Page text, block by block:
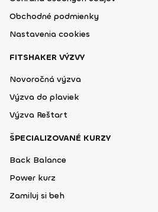
Obchodné podmienky
Nastavenia cookies
FITSHAKER VÝZVY
Novoročná výzva
Výzva do plaviek
Výzva Reštart
ŠPECIALIZOVANÉ KURZY
Back Balance
Power kurz
Zamiluj si beh